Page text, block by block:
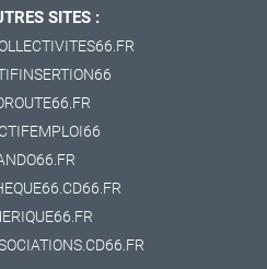
SITES :